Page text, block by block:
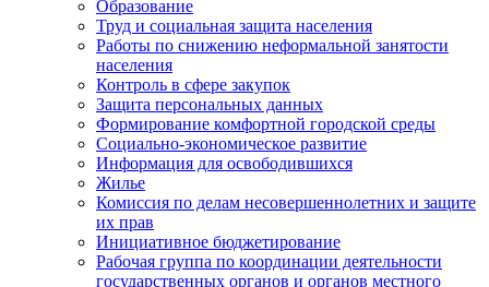
Образование
Труд и социальная защита населения
Работы по снижению неформальной занятости
населения
Контроль в сфере закупок
Защита персональных данных
Формирование комфортной городской среды
Социально-экономическое развитие
Информация для освободившихся
Жилье
Комиссия по делам несовершеннолетних и защите
их прав
Инициативное бюджетирование
Рабочая группа по координации деятельности
государственных органов и органов местного